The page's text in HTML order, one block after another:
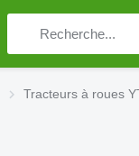
Tracteurs à roues